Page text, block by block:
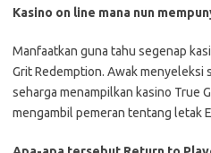
Kasino on line mana nun
Manfaatkan guna tahu segenap
Grit Redemption. Awak menyeleksi
seharga menampilkan kasino True
mengambil pemeran tentang letak